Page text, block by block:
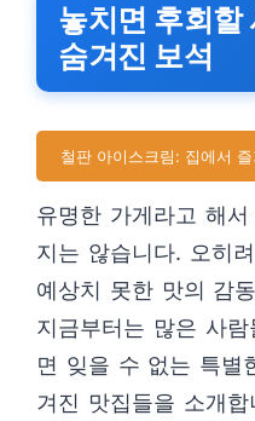
놓치면 후회할
숨겨진 보석
철판 아이스크림: 집에서
유명한 가게라고 해
지는 않습니다. 오히
예상치 못한 맛의 감
지금부터는 많은 사
면 잊을 수 없는 특별
겨진 맛집들을 소개